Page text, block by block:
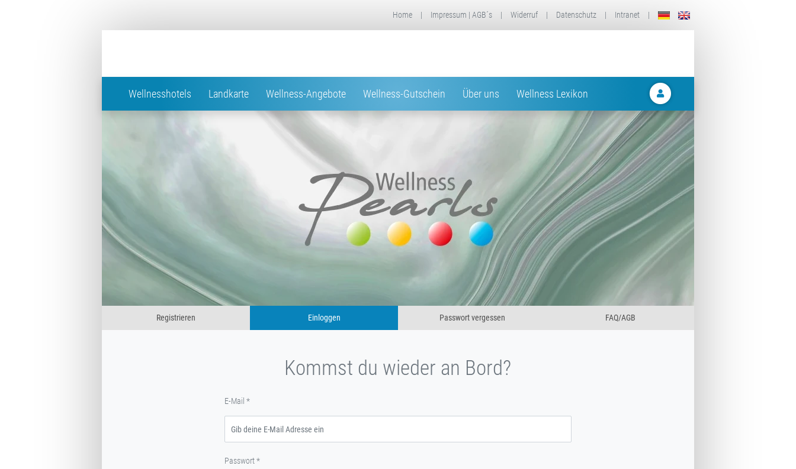
Home | Impressum | AGB´s | Widerruf | Datenschutz | Intranet |
Wellnesshotels Landkarte Wellness-Angebote Wellness-Gutschein Über uns Wellness Lexikon
Registrieren Einloggen Passwort vergessen FAQ/AGB
Kommst du wieder an Bord?
E-Mail *
Passwort*